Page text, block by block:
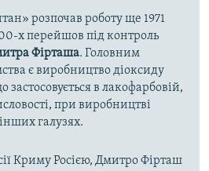
розпочав роботу ще 1971
х перейшов під контроль
Фірташа. Головним
є виробництво діоксиду
в лакофарбовій,
при виробництві
галузях.
Криму Росією, Дмитро Фірташ